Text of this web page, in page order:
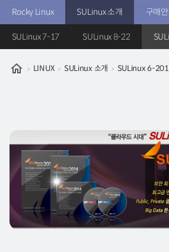
Rocky Linux SULinux 소개 구매
SULinux 7-17 SULinux 8-22
LINUX SULinux 소개 SULinux 6-